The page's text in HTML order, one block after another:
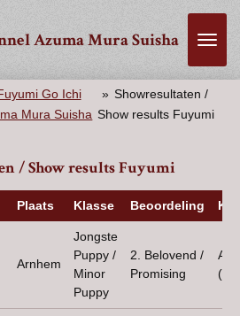
Azuma Mura Suisha
Go Ichi
Mura Suisha
» Showresultaten /
Show results Fuyumi
/ Show results Fuyumi
Plaats Klasse Beoordeling
Arnhem
Jongste
Puppy /
Minor
Puppy
2. Belovend /
Promising
A.